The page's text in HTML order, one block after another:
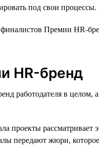
под свои процессы.
Премии HR-
HR-бренд
работодателя в
проекты
передают жюри,